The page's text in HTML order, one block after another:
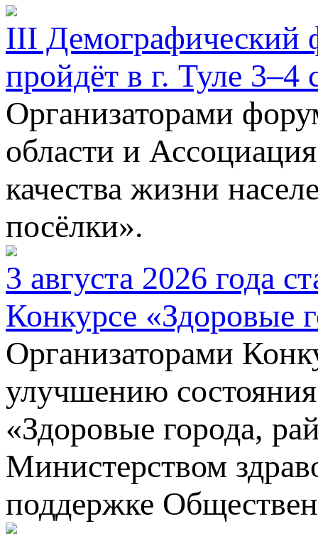
III Демографический
пройдёт в г. Туле 3–4
Организаторами
области и
качества жизни
посёлки».
3 августа 2026 года
Конкурсе «Здоровые
Организаторами
улучшению
«Здоровые города,
Министерством
поддержке